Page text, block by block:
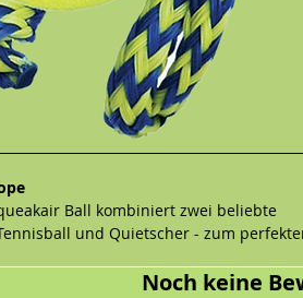
Ball kombiniert zwei beliebte
und Quietscher - zum
Er wird nämlich im Gegensatz zu
Noch keine